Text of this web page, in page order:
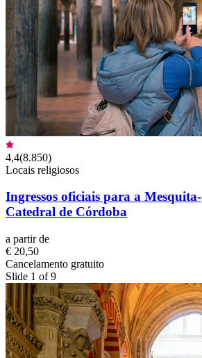
4,4(8.850)
Locais religiosos
Ingressos oficiais para a Mesquita-
Catedral de Córdoba
a partir de
€ 20,50
Cancelamento gratuito
Slide 1 of 9